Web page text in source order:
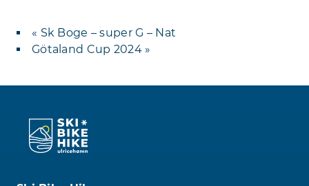
« Sk Boge – super G – Nat
Götaland Cup 2024»